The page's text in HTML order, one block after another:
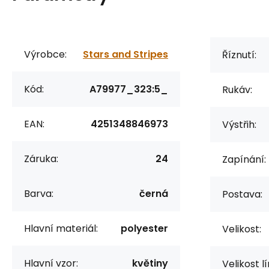
Výrobce: Stars and Stripes
Kód: A79977_323:5_
EAN: 4251348846973
Záruka: 24
Barva: černá
Hlavní materiál: polyester
Hlavní vzor: květiny
Říznutí:
Rukáv:
Výstřih:
Zapínání:
Postava:
Velikost:
Velikost